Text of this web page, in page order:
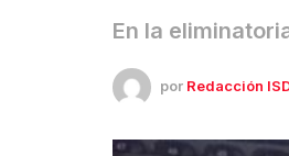
En la
por Redacción